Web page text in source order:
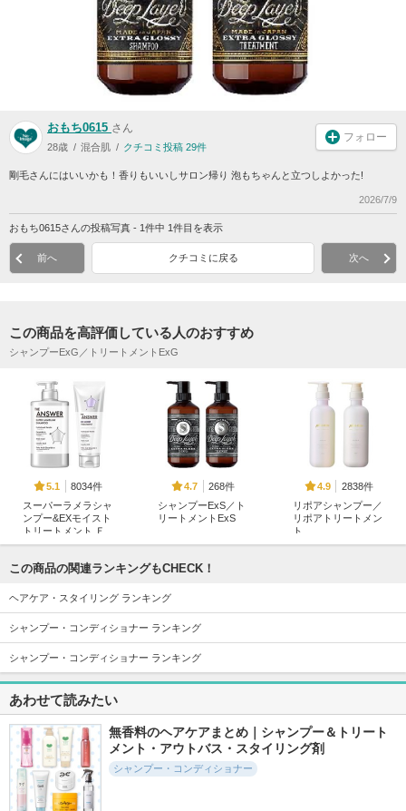
おもち0615 さん
28歳 混合肌 クチコミ投稿 29件
フォロー
剛毛さんにはいいかも！香りもいいしサロン帰り 泡もちゃんと立つしよかった!
2026/7/9
おもち0615さんの投稿写真 - 1件中 1件目を表示
前へ クチコミに戻る 次へ
この商品を高評価している人のおすすめ
シャンプーExG／トリートメントExG
5.1
8034件
スーパーラメラシャ
ンプー&EXモイスト
トリートメント Ｆ
ＯＲ ＤＡＩＬＹ Ｄ
THE ANSWER
4.7
268件
シャンプーExS／ト
リートメントExS
4.9
2838件
リポアシャンプー／
リポアトリートメン
ト
2202件
リファミルクプロテ
インシャンプー/ト
リートメント
ReFa
ＬＯＲ ＤＡＭＡＧ
Ｅ
THE ANSWER
トリートメント ヘ
アセラム
コスメデコルテ
この商品の関連ランキングもCHECK！
ヘアケア・スタイリング ランキング
シャンプー・コンディショナー ランキング
シャンプー・コンディショナー ランキング
あわせて読みたい
無香料のヘアケアまとめ｜シャンプー＆トリート
メント・アウトバス・スタイリング剤
シャンプー・コンディショナー